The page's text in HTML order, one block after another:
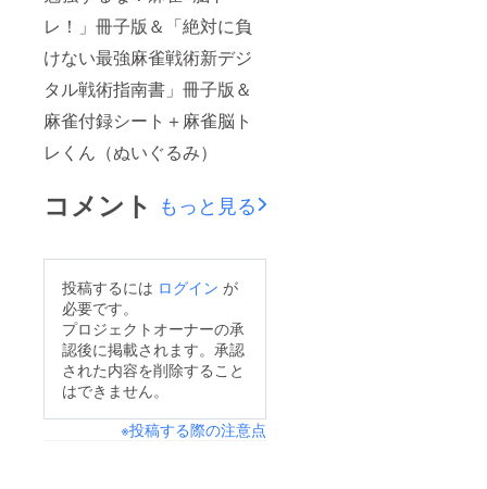
レ！」冊子版＆「絶対に負
けない最強麻雀戦術新デジ
タル戦術指南書」冊子版＆
麻雀付録シート＋麻雀脳ト
レくん（ぬいぐるみ）
コメント もっと見る
投稿するには ログイン が
必要です。
プロジェクトオーナーの承
認後に掲載されます。承認
された内容を削除すること
はできません。
※投稿する際の注意点